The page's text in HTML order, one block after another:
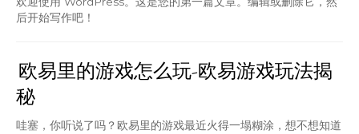
后开始写作吧！
欧易里的游戏怎么玩-欧易游戏玩法揭
秘
哇塞，你听说了吗？欧易里的游戏最近火得一塌糊涂，想不想知道